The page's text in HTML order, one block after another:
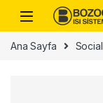
Skip to navigation
Skip to content
Ana Sayfa Social